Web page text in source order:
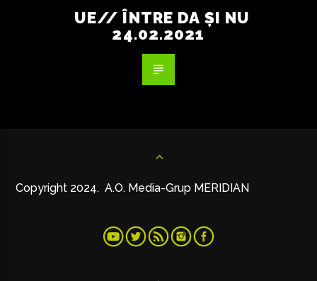
UE// ÎNTRE DA ȘI NU
24.02.2021
Copyright 2024. A.O. Media-Grup MERIDIAN